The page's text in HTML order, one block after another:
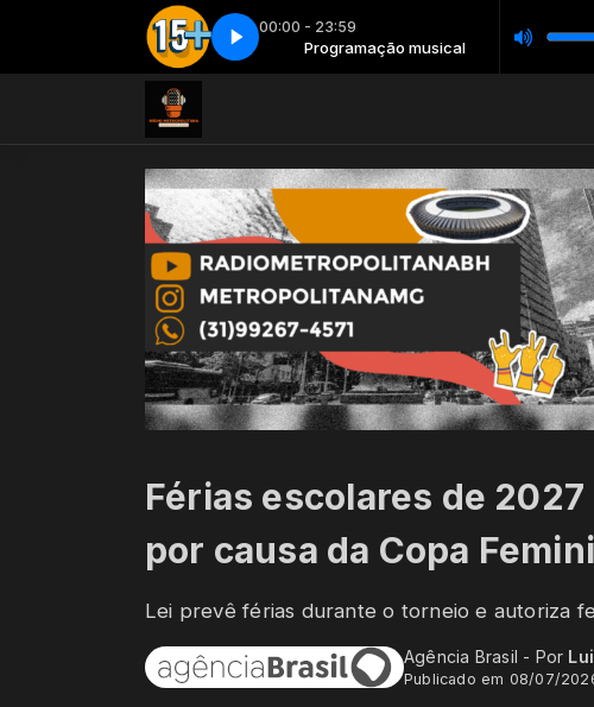
00:00 - 23:59
Programação musical Programação musical
As 15 mais - Parte 2 As 15 mais - Parte 2
Férias escolares de
por causa da Copa
Lei prevê férias durante o torneio e autoriza
Agência Brasil - Por
Publicado em 08/07/